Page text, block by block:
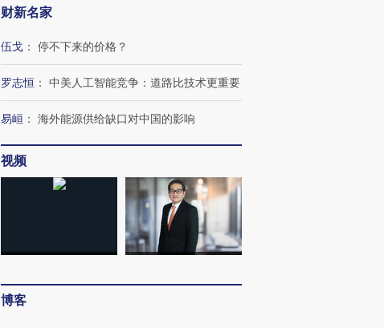
财新名家
伍戈 ： 停不下来的价格？
罗志恒 ： 中美人工智能竞争：道路比技术更重要
易峘 ： 海外能源供给缺口对中国的影响
视频
博客